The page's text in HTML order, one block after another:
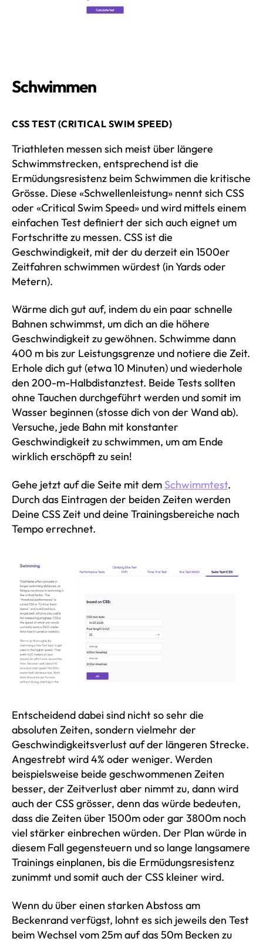
Schwimmen
CSS TEST (CRITICAL SWIM SPEED)
Triathleten messen sich meist über längere
Schwimmstrecken, entsprechend ist die
Ermüdungsresistenz beim Schwimmen die kritische
Grösse. Diese «Schwellenleistung» nennt sich CSS
oder «Critical Swim Speed» und wird mittels einem
einfachen Test definiert der sich auch eignet um
Fortschritte zu messen. CSS ist die
Geschwindigkeit, mit der du derzeit ein 1500er
Zeitfahren schwimmen würdest (in Yards oder
Metern).
Wärme dich gut auf, indem du ein paar schnelle
Bahnen schwimmst, um dich an die höhere
Geschwindigkeit zu gewöhnen. Schwimme dann
400 m bis zur Leistungsgrenze und notiere die Zeit.
Erhole dich gut (etwa 10 Minuten) und wiederhole
den 200-m-Halbdistanztest. Beide Tests sollten
ohne Tauchen durchgeführt werden und somit im
Wasser beginnen (stosse dich von der Wand ab).
Versuche, jede Bahn mit konstanter
Geschwindigkeit zu schwimmen, um am Ende
wirklich erschöpft zu sein!
Gehe jetzt auf die Seite mit dem Schwimmtest.
Durch das Eintragen der beiden Zeiten werden
Deine CSS Zeit und deine Trainingsbereiche nach
Tempo errechnet.
Entscheidend dabei sind nicht so sehr die
absoluten Zeiten, sondern vielmehr der
Geschwindigkeitsverlust auf der längeren Strecke.
Angestrebt wird 4% oder weniger. Werden
beispielsweise beide geschwommenen Zeiten
besser, der Zeitverlust aber nimmt zu, dann wird
auch der CSS grösser, denn das würde bedeuten,
dass die Zeiten über 1500m oder gar 3800m noch
viel stärker einbrechen würden. Der Plan würde in
diesem Fall gegensteuern und so lange langsamere
Trainings einplanen, bis die Ermüdungsresistenz
zunimmt und somit auch der CSS kleiner wird.
Wenn du über einen starken Abstoss am
Beckenrand verfügst, lohnt es sich jeweils den Test
beim Wechsel vom 25m auf das 50m Becken zu